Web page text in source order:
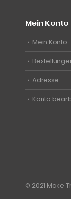
Mein Konto
Mein Konto
Adresse
Konto
© 2021 Make